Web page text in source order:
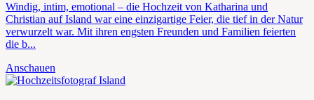
Windig, intim, emotional – die Hochzeit von Katharina und
Christian auf Island war eine einzigartige Feier, die tief in der Natur
verwurzelt war. Mit ihren engsten Freunden und Familien feierten
die b...
Anschauen